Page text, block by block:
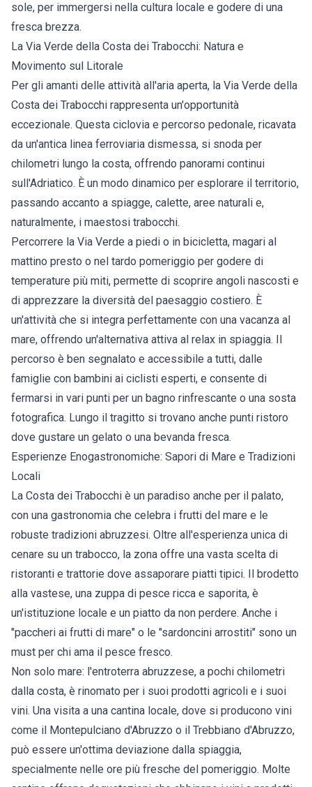
sole, per immergersi nella cultura locale e godere di una
fresca brezza.
La Via Verde della Costa dei Trabocchi: Natura e
Movimento sul Litorale
Per gli amanti delle attività all'aria aperta, la Via Verde della
Costa dei Trabocchi rappresenta un'opportunità
eccezionale. Questa ciclovia e percorso pedonale, ricavata
da un'antica linea ferroviaria dismessa, si snoda per
chilometri lungo la costa, offrendo panorami continui
sull'Adriatico. È un modo dinamico per esplorare il territorio,
passando accanto a spiagge, calette, aree naturali e,
naturalmente, i maestosi trabocchi.
Percorrere la Via Verde a piedi o in bicicletta, magari al
mattino presto o nel tardo pomeriggio per godere di
temperature più miti, permette di scoprire angoli nascosti e
di apprezzare la diversità del paesaggio costiero. È
un'attività che si integra perfettamente con una vacanza al
mare, offrendo un'alternativa attiva al relax in spiaggia. Il
percorso è ben segnalato e accessibile a tutti, dalle
famiglie con bambini ai ciclisti esperti, e consente di
fermarsi in vari punti per un bagno rinfrescante o una sosta
fotografica. Lungo il tragitto si trovano anche punti ristoro
dove gustare un gelato o una bevanda fresca.
Esperienze Enogastronomiche: Sapori di Mare e Tradizioni
Locali
La Costa dei Trabocchi è un paradiso anche per il palato,
con una gastronomia che celebra i frutti del mare e le
robuste tradizioni abruzzesi. Oltre all'esperienza unica di
cenare su un trabocco, la zona offre una vasta scelta di
ristoranti e trattorie dove assaporare piatti tipici. Il brodetto
alla vastese, una zuppa di pesce ricca e saporita, è
un'istituzione locale e un piatto da non perdere. Anche i
"paccheri ai frutti di mare" o le "sardoncini arrostiti" sono un
must per chi ama il pesce fresco.
Non solo mare: l'entroterra abruzzese, a pochi chilometri
dalla costa, è rinomato per i suoi prodotti agricoli e i suoi
vini. Una visita a una cantina locale, dove si producono vini
come il Montepulciano d'Abruzzo o il Trebbiano d'Abruzzo,
può essere un'ottima deviazione dalla spiaggia,
specialmente nelle ore più fresche del pomeriggio. Molte